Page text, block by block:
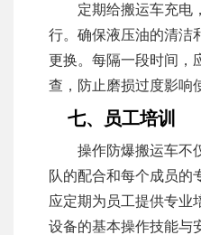
定期给搬运车充电
行。确保液压油的清洁
更换。每隔一段时间，
查，防止磨损过度影响
七、员工培训
操作防爆搬运车不
队的配合和每个成员的
应定期为员工提供专业
设备的基本操作技能与